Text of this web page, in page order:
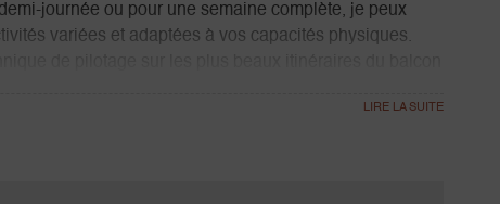
journée ou pour une semaine complète, je peux
variées et adaptées à vos capacités physiques.
garantie dans le canyon des moules marinières à
Mont Aiguille sur les traces d'Antoine de Ville en